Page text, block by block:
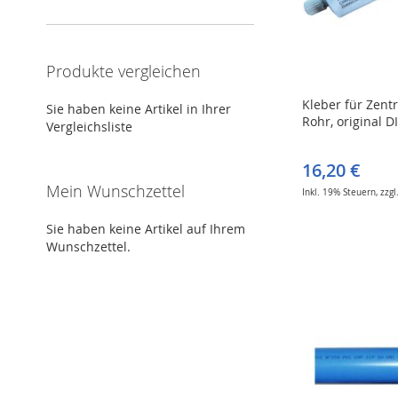
Kleber für
Rohr, original
16,20 €
Inkl. 19% Steuern,
In den Warenkorb
ZUR
In den Warenkorb
ZUR
WUNSCHLISTE
ZUR
WUNSCHLISTE
ZUR
Produkte vergleichen
Sie haben keine Artikel in Ihrer
Vergleichsliste
Mein Wunschzettel
Sie haben keine Artikel auf Ihrem
Wunschzettel.